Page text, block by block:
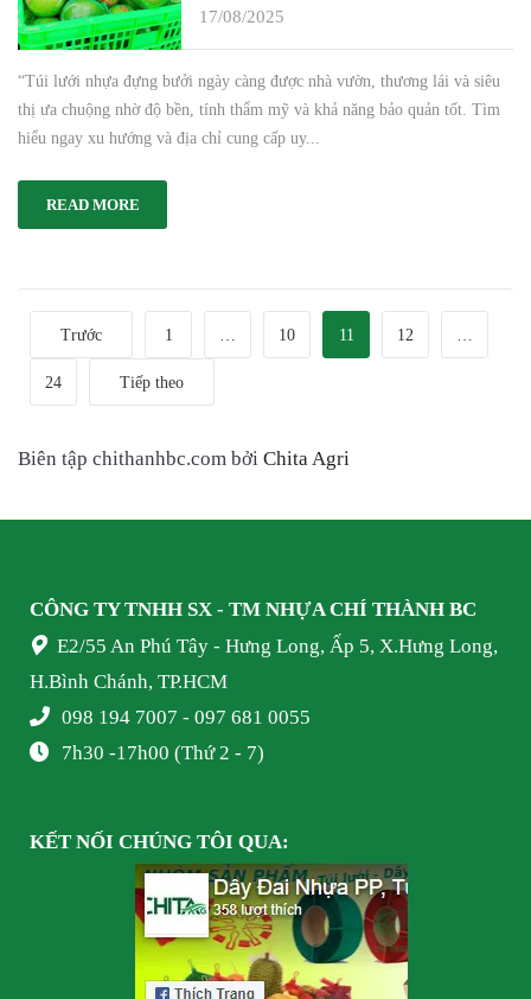
17/08/2025
“Túi lưới nhựa đựng bưởi ngày càng được nhà vườn, thương lái và siêu
thị ưa chuộng nhờ độ bền, tính thẩm mỹ và khả năng bảo quản tốt. Tìm
hiểu ngay xu hướng và địa chỉ cung cấp uy...
READ MORE
Trước 1 … 10 11 12 …
24 Tiếp theo
Biên tập chithanhbc.com bởi Chita Agri
CÔNG TY TNHH SX - TM NHỰACHÍ THÀNH BC
E2/55 An Phú Tây - Hưng Long, Ấp 5, X.Hưng Long,
H.Bình Chánh, TP.HCM
098 194 7007 - 097 681 0055
7h30 -17h00 (Thứ 2 - 7)
KẾT NỐI CHÚNG TÔI QUA: